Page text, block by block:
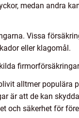
medan andra
Vissa
eller klagomål.
firmorförsäkringar
alltmer populära
är att de kan
och säkerhet för